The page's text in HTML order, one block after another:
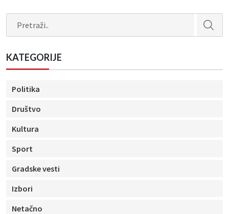
KATEGORIJE
Politika
Društvo
Kultura
Sport
Gradske vesti
Izbori
Netačno